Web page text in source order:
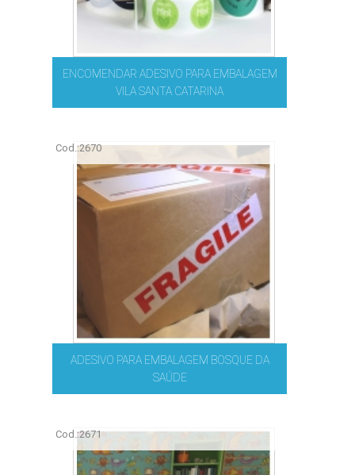
ENCOMENDAR ADESIVO PARA EMBALAGEM
VILA SANTA CATARINA
Cod.:2670
ADESIVO PARA EMBALAGEM BOSQUE DA
SAÚDE
Cod.:2671